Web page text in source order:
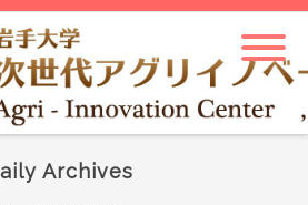
Archives